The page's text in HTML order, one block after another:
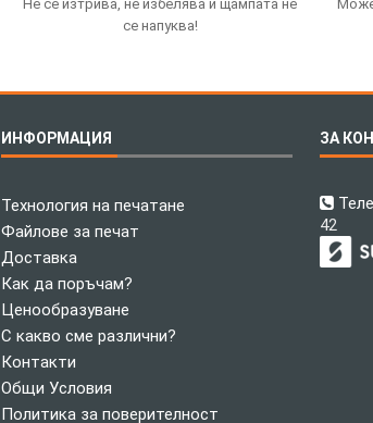
Не се изтрива, не избелява и щампата не
се напуква!
ИНФОРМАЦИЯ
Технология на печатане
Файлове за печат
Доставка
Как да поръчам?
Ценообразуване
С какво сме различни?
Контакти
Общи Условия
Политика за поверителност
ЗА
42